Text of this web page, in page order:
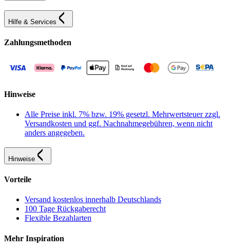
Hilfe & Services
Zahlungsmethoden
Hinweise
Alle Preise inkl. 7% bzw. 19% gesetzl. Mehrwertsteuer zzgl.
Versandkosten und ggf. Nachnahmegebühren, wenn nicht
anders angegeben.
Hinweise
Vorteile
Versand kostenlos innerhalb Deutschlands
100 Tage Rückgaberecht
Flexible Bezahlarten
Mehr Inspiration